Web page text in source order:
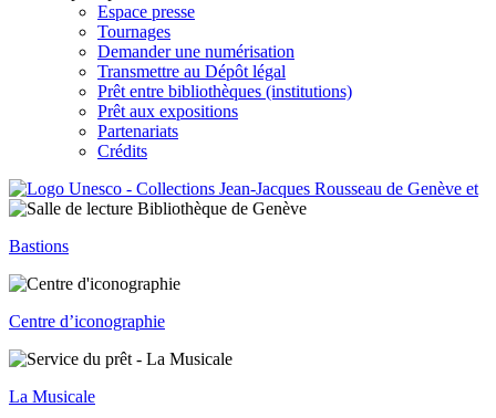
Espace presse
Tournages
Demander une numérisation
Transmettre au Dépôt légal
Prêt entre bibliothèques (institutions)
Prêt aux expositions
Partenariats
Crédits
Bastions
Centre d’iconographie
La Musicale